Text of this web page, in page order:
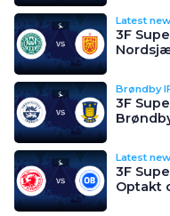
Latest
3F
Brøndby
3F
Latest
3F
Optakt